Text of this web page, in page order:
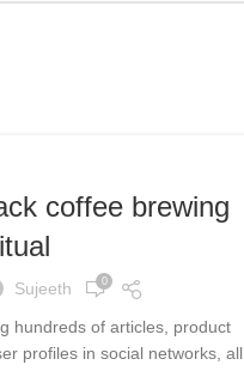
coffee brewing
Sujeeth 0
hundreds of articles, product
profiles in social networks, all